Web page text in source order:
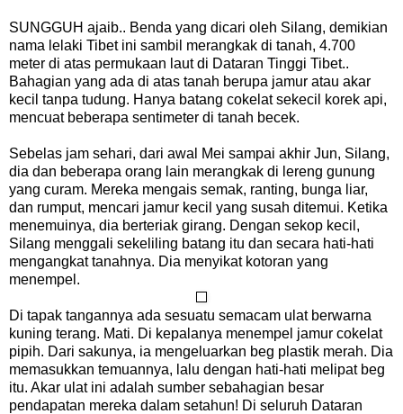
SUNGGUH ajaib.. Benda yang dicari oleh Silang, demikian
nama lelaki Tibet ini sambil merangkak di tanah, 4.700
meter di atas permukaan laut di Dataran Tinggi Tibet..
Bahagian yang ada di atas tanah berupa jamur atau akar
kecil tanpa tudung. Hanya batang cokelat sekecil korek api,
mencuat beberapa sentimeter di tanah becek.
Sebelas jam sehari, dari awal Mei sampai akhir Jun, Silang,
dia dan beberapa orang lain merangkak di lereng gunung
yang curam. Mereka mengais semak, ranting, bunga liar,
dan rumput, mencari jamur kecil yang susah ditemui. Ketika
menemuinya, dia berteriak girang. Dengan sekop kecil,
Silang menggali sekeliling batang itu dan secara hati-hati
mengangkat tanahnya. Dia menyikat kotoran yang
menempel.
Di tapak tangannya ada sesuatu semacam ulat berwarna
kuning terang. Mati. Di kepalanya menempel jamur cokelat
pipih. Dari sakunya, ia mengeluarkan beg plastik merah. Dia
memasukkan temuannya, lalu dengan hati-hati melipat beg
itu. Akar ulat ini adalah sumber sebahagian besar
pendapatan mereka dalam setahun! Di seluruh Dataran